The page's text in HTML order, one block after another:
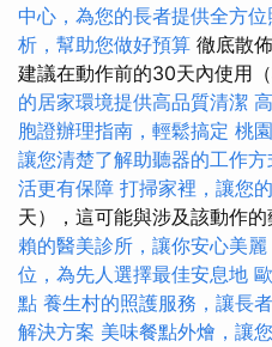
中心，為您的長者提供全方位
析，幫助您做好預算 徹底散
建議在動作前的30天內使用
的居家環境提供高品質清潔
胞證辦理指南，輕鬆搞定 桃
讓您清楚了解助聽器的工作方
活更有保障 打掃家裡，讓您
天），這可能與涉及該動作的
賴的醫美診所，讓你安心美麗
位，為先人選擇最佳安息地
點 養生村的照護服務，讓長
解決方案 美味餐點外燴，讓